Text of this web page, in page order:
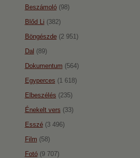
Beszámoló(98)
Blőd Li (382)
Böngészde(2 951)
Dal (89)
Dokumentum (564)
Egyperces (1 618)
Elbeszélés (235)
Énekelt vers (33)
Esszé(3 496)
Film (58)
Fotó(9 707)